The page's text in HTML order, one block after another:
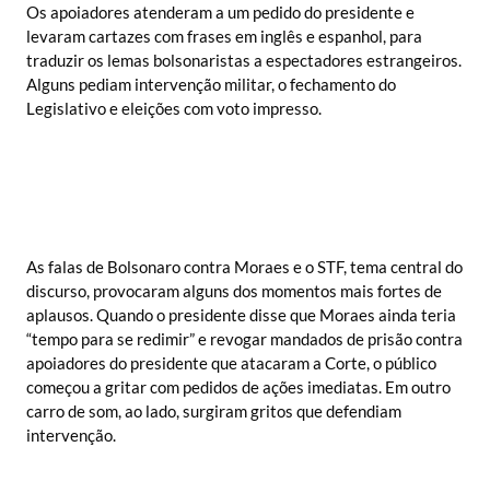
Os apoiadores atenderam a um pedido do presidente e
levaram cartazes com frases em inglês e espanhol, para
traduzir os lemas bolsonaristas a espectadores estrangeiros.
Alguns pediam intervenção militar, o fechamento do
Legislativo e eleições com voto impresso.
As falas de Bolsonaro contra Moraes e o STF, tema central do
discurso, provocaram alguns dos momentos mais fortes de
aplausos. Quando o presidente disse que Moraes ainda teria
“tempo para se redimir” e revogar mandados de prisão contra
apoiadores do presidente que atacaram a Corte, o público
começou a gritar com pedidos de ações imediatas. Em outro
carro de som, ao lado, surgiram gritos que defendiam
intervenção.